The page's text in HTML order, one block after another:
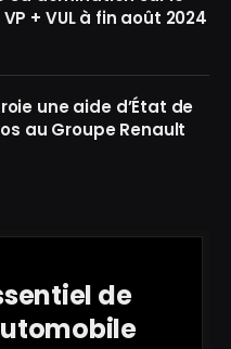
+ VUL à fin août 2024
une aide d’État de
au Groupe Renault
de